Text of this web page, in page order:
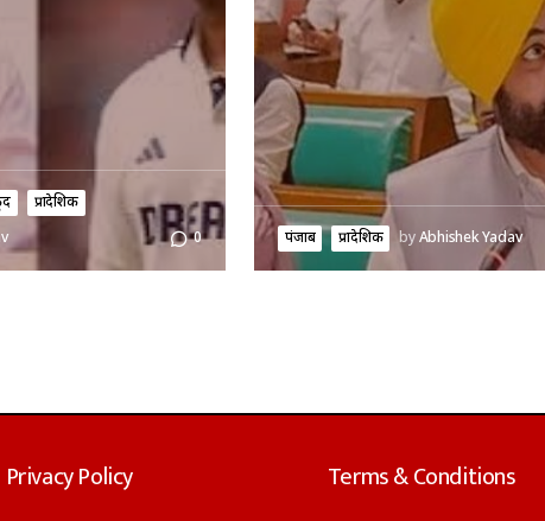
प्रादेशिक
0 पंजाब प्रादेशिक byAbhishek Yadav
Privacy Policy Terms & Conditions